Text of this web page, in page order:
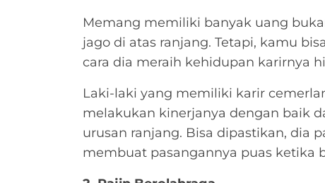
Memang memiliki banyak uang
jago di atas ranjang. Tetapi, kamu
cara dia meraih kehidupan karirnya
Laki-laki yang memiliki karir
melakukan kinerjanya dengan baik
urusan ranjang. Bisa dipastikan, dia
membuat pasangannya puas ketika